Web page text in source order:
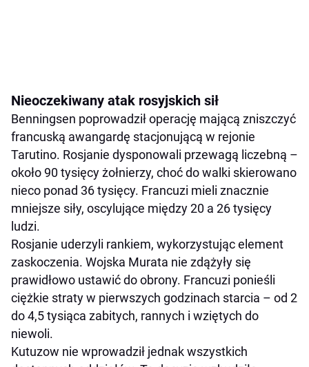
Nieoczekiwany atak rosyjskich sił
Benningsen poprowadził operację mającą zniszczyć
francuską awangardę stacjonującą w rejonie
Tarutino. Rosjanie dysponowali przewagą liczebną –
około 90 tysięcy żołnierzy, choć do walki skierowano
nieco ponad 36 tysięcy. Francuzi mieli znacznie
mniejsze siły, oscylujące między 20 a 26 tysięcy
ludzi.
Rosjanie uderzyli rankiem, wykorzystując element
zaskoczenia. Wojska Murata nie zdążyły się
prawidłowo ustawić do obrony. Francuzi ponieśli
ciężkie straty w pierwszych godzinach starcia – od 2
do 4,5 tysiąca zabitych, rannych i wziętych do
niewoli.
Kutuzow nie wprowadził jednak wszystkich